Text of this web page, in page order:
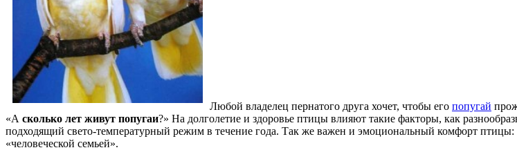
Любой владелец пернатого друга хочет, чтобы его попугай
«А сколько лет живут попугаи?» На долголетие и здоровье птицы влияют такие факторы, как
подходящий свето-температурный режим в течение года. Так же важен и эмоциональный комфорт
«человеческой семьей».